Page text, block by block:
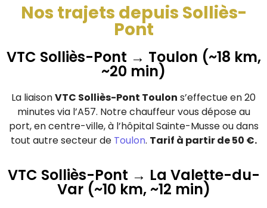
Nos trajets depuis Solliès-
Pont
VTC Solliès-Pont → Toulon (~18 km,
~20 min)
La liaisonVTC Solliès-Pont Toulon s’effectue en 20
minutes via l’A57. Notre chauffeur vous dépose au
port, en centre-ville, à l’hôpital Sainte-Musse ou dans
tout autre secteur de Toulon. Tarif à partir de 50 €.
VTC Solliès-Pont → La Valette-du-
Var (~10 km, ~12 min)